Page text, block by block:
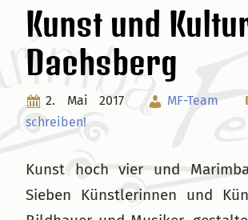
Kunst und
Dachsberg
2. Mai 2017 MF-Team
schreiben!
Kunst hoch vier und
Sieben Künstlerinnen und